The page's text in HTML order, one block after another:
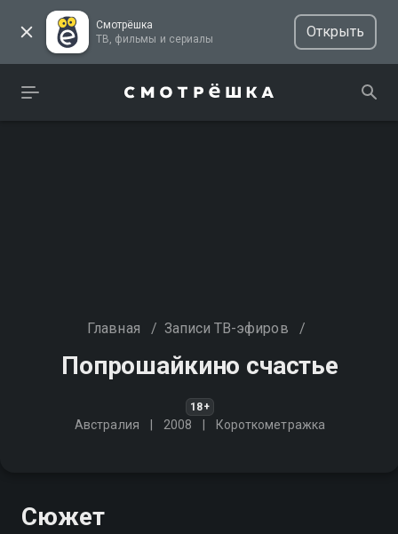
Смотрёшка
ТВ, фильмы и сериалы
Открыть
Главная / Записи ТВ-эфиров /
Попрошайкино счастье
18+
Австралия 2008 Короткометражка
Сюжет